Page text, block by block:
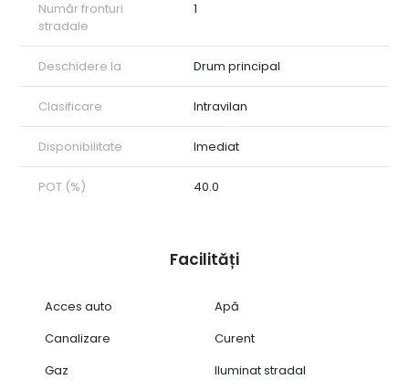
autentic și fermecător. Terenul dispune de toate utilitățile
necesare, precum apă, electricitate, gaz și canalizare,
asigurând astfel confortul și facilitățile necesare pentru un stil
de viață modern. Nu ratați oportunitatea de a achiziționa
pentru a programa o vizionare. AON Imobiliare vă stă la
dispoziție pentru a vă ghida în realizarea unei investiții de
succes! ID intern: CP1693343
Număr fronturi
stradale
1
Deschidere la Drum principal
Clasificare Intravilan
Disponibilitate Imediat
POT (%) 40.0
Facilități
Acces auto
Apă
Canalizare
Curent
Gaz
Iluminat stradal